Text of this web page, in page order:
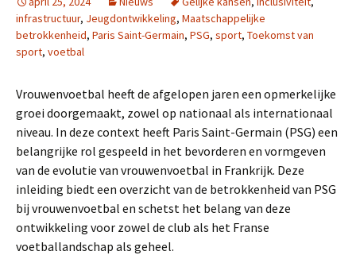
infrastructuur, Jeugdontwikkeling, Maatschappelijke
betrokkenheid, Paris Saint-Germain, PSG, sport, Toekomst van
sport, voetbal
Vrouwenvoetbal heeft de afgelopen jaren een opmerkelijke
groei doorgemaakt, zowel op nationaal als internationaal
niveau. In deze context heeft Paris Saint-Germain (PSG) een
belangrijke rol gespeeld in het bevorderen en vormgeven
van de evolutie van vrouwenvoetbal in Frankrijk. Deze
inleiding biedt een overzicht van de betrokkenheid van PSG
bij vrouwenvoetbal en schetst het belang van deze
ontwikkeling voor zowel de club als het Franse
voetballandschap als geheel.